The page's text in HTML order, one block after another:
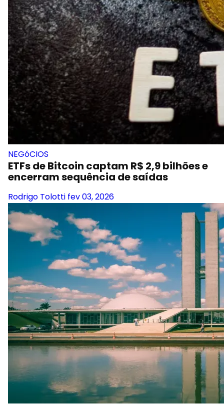
NEGóCIOS
ETFs de Bitcoin captam R$ 2,9 bilhões e
encerram sequência de saídas
Rodrigo Tolotti fev 03, 2026